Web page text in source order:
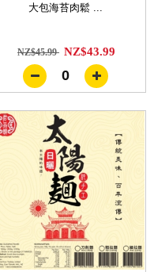
大包海苔肉鬆 ...
NZ$45.99 NZ$43.99
0